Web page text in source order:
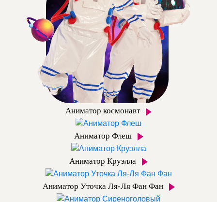
Аниматор космонавт
Аниматор Флеш
Аниматор Круэлла
Аниматор Уточка Ля-Ля Фан Фан